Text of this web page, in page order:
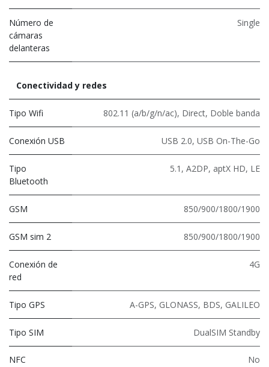
Número de
cámaras
delanteras
Single
Conectividad y redes
Tipo Wifi 802.11 (a/b/g/n/ac), Direct, Doble banda
Conexión USB USB 2.0, USB On-The-Go
Tipo
Bluetooth
5.1 , A2DP, aptX HD, LE
GSM 850/900/1800/1900
GSM sim 2 850/900/1800/1900
Conexión de
red
4G
Tipo GPS A-GPS, GLONASS, BDS, GALILEO
Tipo SIM DualSIM Standby
NFC No